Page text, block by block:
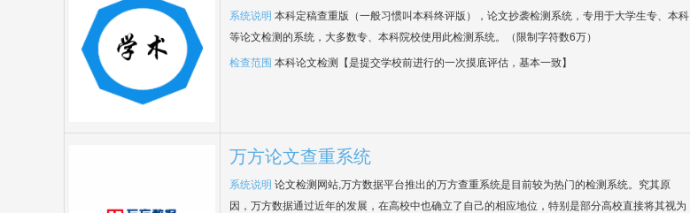
系统说明 本科定稿查重版（一般习惯叫本科终评版），论文抄袭检测系统，专用于大学生专、本科
等论文检测的系统，大多数专、本科院校使用此检测系统。（限制字符数6万）
检查范围 本科论文检测【是提交学校前进行的一次摸底评估，基本一致】
万方论文查重系统
系统说明 论文检测网站,万方数据平台推出的万方查重系统是目前较为热门的检测系统。究其原
因，万方数据通过近年的发展，在高校中也确立了自己的相应地位，特别是部分高校直接将其视为